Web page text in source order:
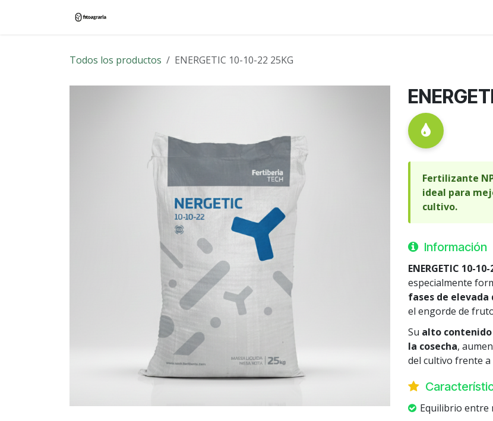
Todos los productos ENERGETIC 10-10-22 25KG
Fertilizante
ideal para
cultivo.
Información
ENERGETIC 10-10-
especialmente
fases de
el engorde de
Su alto
la cosecha,
del cultivo frente a
Equilibrio